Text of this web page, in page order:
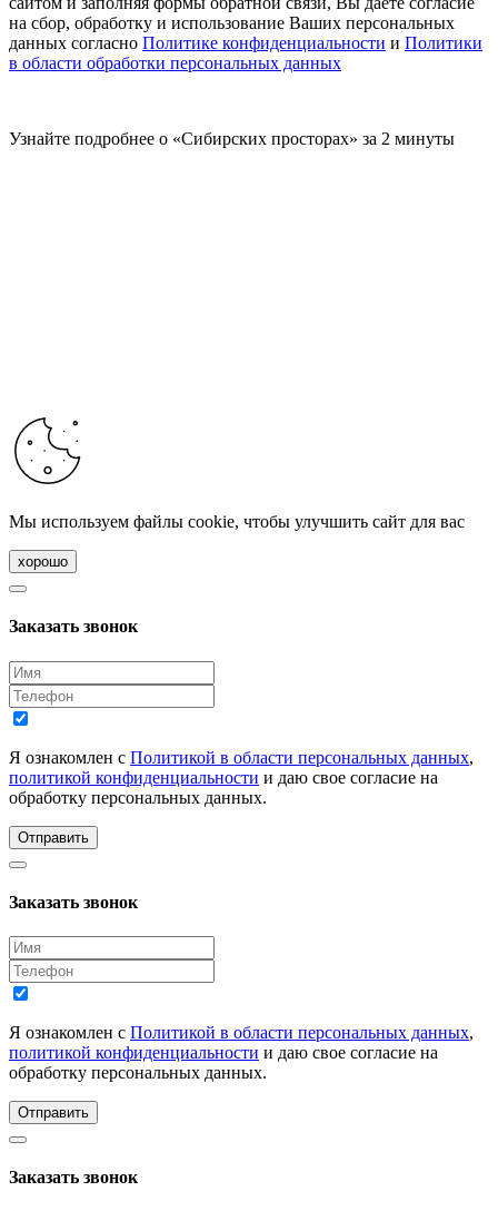
на сбор, обработку и использование Ваших персональных
данных согласно Политике конфиденциальности и Политики
в области обработки персональных данных
Узнайте подробнее о «Сибирских просторах» за 2 минуты
Мы используем файлы cookie, чтобы улучшить сайт для вас
хорошо
Заказать звонок
Я ознакомлен с Политикой в области персональных данных,
политикой конфиденциальности и даю свое согласие на
обработку персональных данных.
Отправить
Заказать звонок
Я ознакомлен с Политикой в области персональных данных,
политикой конфиденциальности и даю свое согласие на
обработку персональных данных.
Отправить
Заказать звонок